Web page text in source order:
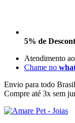
5% de
Atendimento
Chame no
Envio para todo Brasil
Compre até 3x sem